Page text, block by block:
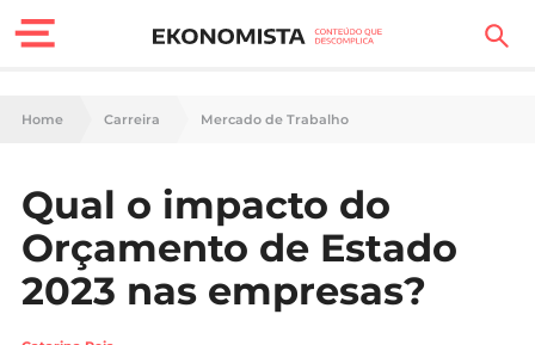
Finanças Pessoais
Carreira
Casa
Home Carreira Mercado de Trabalho
Qual o impacto do
Orçamento de Estado
2023 nas empresas?